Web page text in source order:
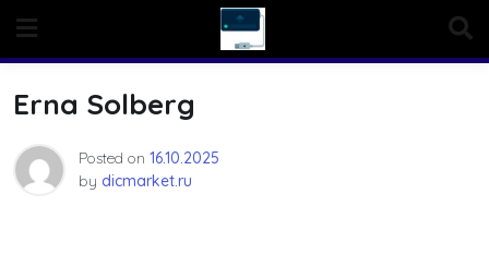
content
Erna Solberg
Posted on 16.10.2025
by dicmarket.ru